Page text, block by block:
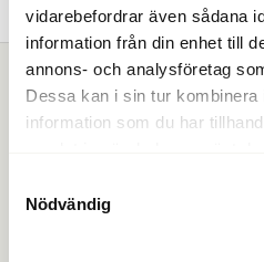
vidarebefordrar även sådana
information från din enhet till
annons- och analysföretag
Dessa kan i sin tur kombinera
information som du har
Nödvändig
Vi är Klarsynt